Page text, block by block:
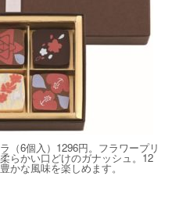
（6個入）1296円。フラワープリ
らかい口どけのガナッシュ。12
かな風味を楽しめます。